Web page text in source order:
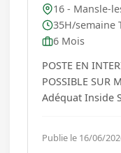
16 - Mansle-
35H/semaine
6 Mois
POSTE EN
POSSIBLE SUR
Adéquat Inside
maintenance -
Publie le 16/06/